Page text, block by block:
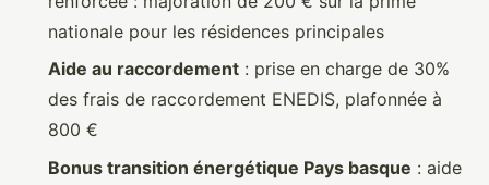
nationale pour les résidences principales
Aide au raccordement : prise en charge de 30%
des frais de raccordement ENEDIS, plafonnée à
800 €
Bonus transition énergétique Pays basque : aide